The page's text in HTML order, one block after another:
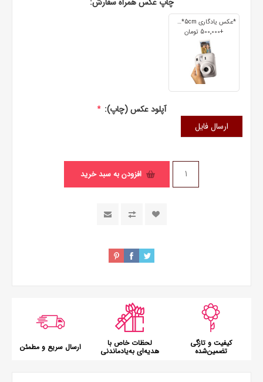
*عکس یادگاری 7cm*5cm
+500٬000 تومان
آپلود عکس (چاپ): *
ارسال فایل
افزودن به سبد خرید
کیفیت و تازگی
تضمین‌شده
لحظات خاص با
هدیه‌ای به‌یادماندنی ارسال سریع و مطمئن